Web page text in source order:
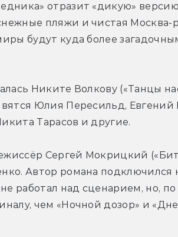
отразит «дикую»
пляжи и чистая Москва-
будут куда более
Никите Волкову («Танцы
Юлия Пересильд, Евгений
Тарасов и другие.
Сергей Мокрицкий
Автор романа подключился
работал над сценарием, но,
чем «Ночной дозор» и